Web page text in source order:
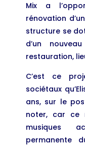
Mix a
rénovation
structure se
d’un
restauration,
C’est ce
sociétaux
ans, sur le
noter, car ce
musiques
permanente